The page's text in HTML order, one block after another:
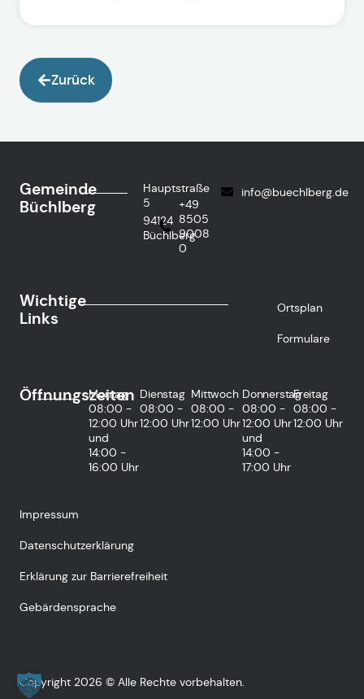
Zurück
Gemeinde
Büchlberg
Hauptstraße
5
94124
Büchlberg
+49
8505
9008
0
info@buechlberg.de
Wichtige
Links
Ortsplan
Formulare
Öffnungszeiten
Montag
08:00 -
12:00 Uhr
und
14:00 -
16:00 Uhr
Dienstag
08:00 -
12:00 Uhr
Mittwoch
08:00 -
12:00 Uhr
Donnerstag
08:00 -
12:00 Uhr
und
14:00 -
17:00 Uhr
Freitag
08:00 -
12:00 Uhr
Impressum
Datenschutzerklärung
Erklärung zur Barrierefreiheit
Gebärdensprache
Copyright 2026 © Alle Rechte vorbehalten.